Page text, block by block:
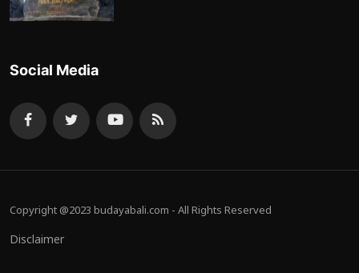
Social Media
Copyright @2023 budayabali.com - All Rights Reserved
Disclaimer